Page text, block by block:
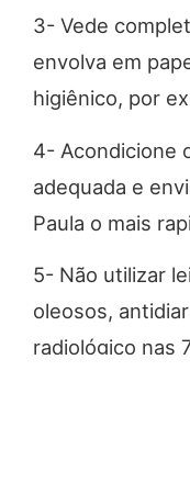
3- Vede
envolva em
higiênico, por
4- Acondicione
adequada e
Paula o mais
5- Não utilizar
oleosos,
radiológico nas